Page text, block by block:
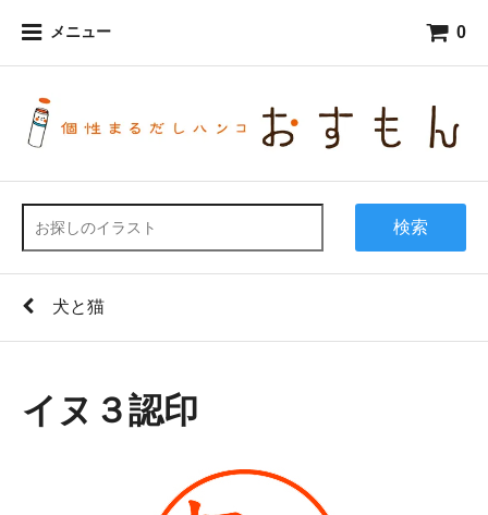
メニュー 0
検索
犬と猫
イヌ３認印